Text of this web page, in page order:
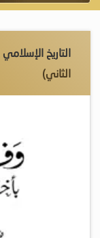
التاريخ الإسلامي
الثاني)